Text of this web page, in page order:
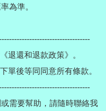
為準。
退還和退款政策》。
單後等同同意所有條款。
需要幫助，請隨時聯絡我